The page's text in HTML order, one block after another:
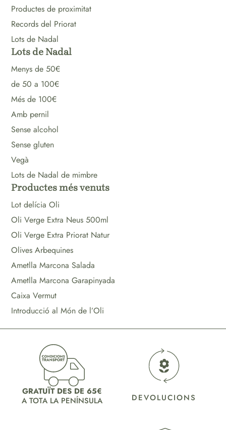
Productes de proximitat
Records del Priorat
Lots de Nadal
Lots de Nadal
Menys de 50€
de 50 a 100€
Més de 100€
Amb pernil
Sense alcohol
Sense gluten
Vegà
Lots de Nadal de mimbre
Productes més venuts
Lot delícia Oli
Oli Verge Extra Neus 500ml
Oli Verge Extra Priorat Natur
Olives Arbequines
Ametlla Marcona Salada
Ametlla Marcona Garapinyada
Caixa Vermut
Introducció al Món de l’Oli
GRATUÏT DES DE 65€
A TOTA LA PENÍNSULA
DEVOLUCIONS